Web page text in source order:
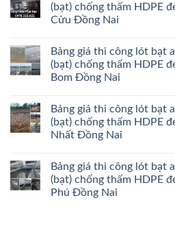
(bạt) chống thấm HDPE
Cửu Đồng Nai
Bảng giá thi công lót bạt
(bạt) chống thấm HDPE
Bom Đồng Nai
Bảng giá thi công lót bạt
(bạt) chống thấm HDPE
Nhất Đồng Nai
Bảng giá thi công lót bạt
(bạt) chống thấm HDPE
Phú Đồng Nai